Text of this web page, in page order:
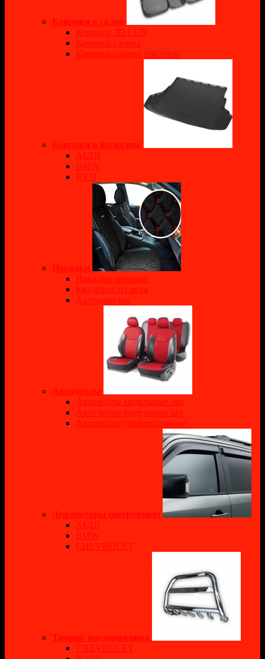
Коврики в салон
Коврики 3D LUX
Коврики салона
Коврики салона текстиль
Коврики в багажник
AUDI
BMW
BYD
Накидки
Накидки меховые
Квадраты из меха
Автонакидки
Авточехлы
Авточехлы модельные эко
Авточехлы модельные авт
Авточехлы универсальные
Дефлекторы (ветровики)
AUDI
BMW
CHEVROLET
Тюнинг внедорожника
CHEVROLET